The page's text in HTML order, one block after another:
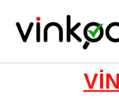
content
VİN